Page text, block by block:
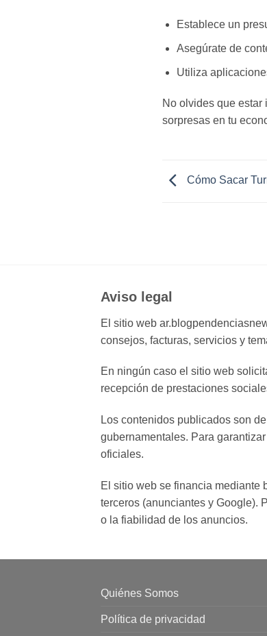
Establece un
Asegúrate de
Utiliza
No olvides que estar
sorpresas en tu
Cómo Sacar
Aviso legal
El sitio web
consejos, facturas, servicios y
En ningún caso el sitio web
recepción de prestaciones
Los contenidos publicados son
gubernamentales. Para
oficiales.
El sitio web se financia mediante
terceros (anunciantes y Google).
o la fiabilidad de los anuncios.
Quiénes Somos
Política de privacidad